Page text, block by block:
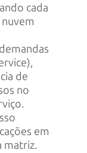
cada
de
no
em
matriz.